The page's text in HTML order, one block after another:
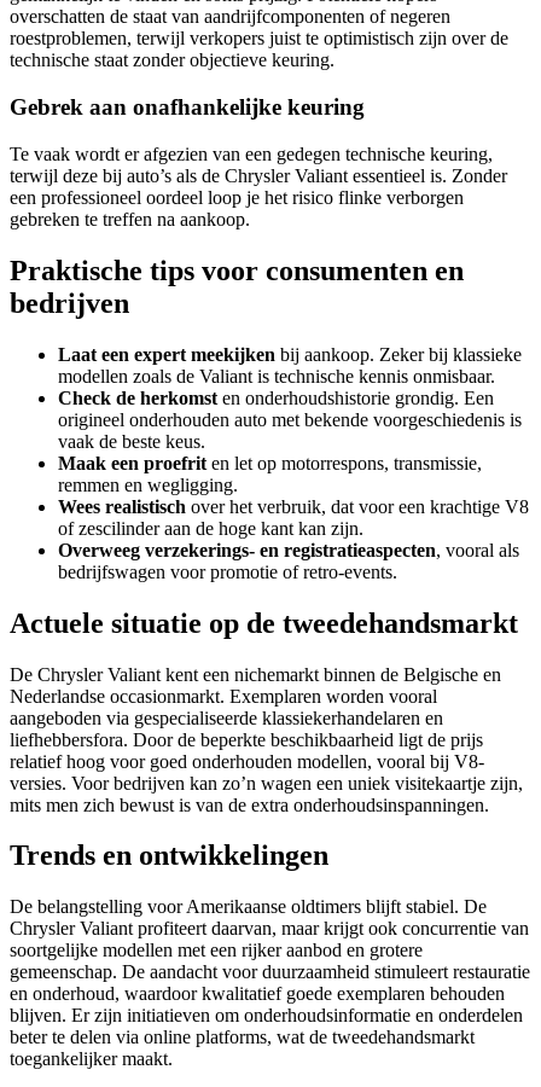
overschatten de staat van aandrijfcomponenten of negeren
roestproblemen, terwijl verkopers juist te optimistisch zijn over de
technische staat zonder objectieve keuring.
Gebrek aan onafhankelijke keuring
Te vaak wordt er afgezien van een gedegen technische keuring,
terwijl deze bij auto’s als de Chrysler Valiant essentieel is. Zonder
een professioneel oordeel loop je het risico flinke verborgen
gebreken te treffen na aankoop.
Praktische tips voor consumenten en
bedrijven
Laat een expert meekijken bij aankoop. Zeker bij klassieke
modellen zoals de Valiant is technische kennis onmisbaar.
Check de herkomst en onderhoudshistorie grondig. Een
origineel onderhouden auto met bekende voorgeschiedenis is
vaak de beste keus.
Maak een proefrit en let op motorrespons, transmissie,
remmen en wegligging.
Wees realistisch over het verbruik, dat voor een krachtige V8
of zescilinder aan de hoge kant kan zijn.
Overweeg verzekerings- en registratieaspecten, vooral als
bedrijfswagen voor promotie of retro-events.
Actuele situatie op de tweedehandsmarkt
De Chrysler Valiant kent een nichemarkt binnen de Belgische en
Nederlandse occasionmarkt. Exemplaren worden vooral
aangeboden via gespecialiseerde klassiekerhandelaren en
liefhebbersfora. Door de beperkte beschikbaarheid ligt de prijs
relatief hoog voor goed onderhouden modellen, vooral bij V8-
versies. Voor bedrijven kan zo’n wagen een uniek visitekaartje zijn,
mits men zich bewust is van de extra onderhoudsinspanningen.
Trends en ontwikkelingen
De belangstelling voor Amerikaanse oldtimers blijft stabiel. De
Chrysler Valiant profiteert daarvan, maar krijgt ook concurrentie van
soortgelijke modellen met een rijker aanbod en grotere
gemeenschap. De aandacht voor duurzaamheid stimuleert restauratie
en onderhoud, waardoor kwalitatief goede exemplaren behouden
blijven. Er zijn initiatieven om onderhoudsinformatie en onderdelen
beter te delen via online platforms, wat de tweedehandsmarkt
toegankelijker maakt.